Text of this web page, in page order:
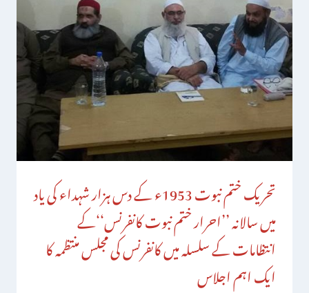
تحریک ختم نبوت 1953ء کے دس ہزار شہداء کی یاد
میں سالانہ ’’احرار ختم نبوت کانفرنس‘‘کے
انتظامات کے سلسلہ میں کانفرنس کی مجلس منتظمہ کا
ایک اہم اجلاس